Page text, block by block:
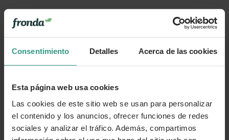
Consentimiento Detalles Acerca de las cookies
Esta página web usa cookies
Las cookies de este sitio web se usan para personalizar
el contenido y los anuncios, ofrecer funciones de redes
sociales y analizar el tráfico. Además, compartimos